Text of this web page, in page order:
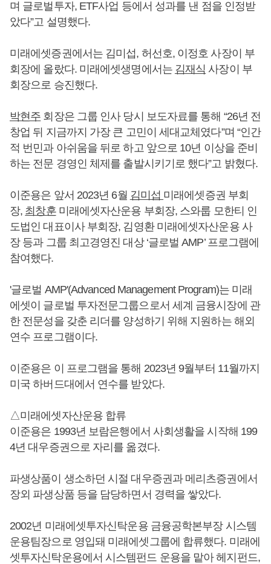
며 글로벌투자, ETF사업 등에서 성과를 낸 점을 인정받
았다”고 설명했다.
미래에셋증권에서는 김미섭, 허선호, 이정호 사장이 부
회장에 올랐다. 미래에셋생명에서는 김재식 사장이 부
회장으로 승진했다.
박현주 회장은 그룹 인사 당시 보도자료를 통해 “26년 전
창업 뒤 지금까지 가장 큰 고민이 세대교체였다”며 “인간
적 번민과 아쉬움을 뒤로 하고 앞으로 10년 이상을 준비
하는 전문 경영인 체제를 출발시키기로 했다”고 밝혔다.
이준용은 앞서 2023년 6월 김미섭 미래에셋증권 부회
장, 최창훈미래에셋자산운용 부회장, 스와룹 모한티 인
도법인 대표이사 부회장, 김영환 미래에셋자산운용 사
장 등과 그룹 최고경영진 대상 ‘글로벌 AMP’ 프로그램에
참여했다.
'글로벌 AMP'(Advanced Management Program)는 미래
에셋이 글로벌 투자전문그룹으로서 세계 금융시장에 관
한 전문성을 갖춘 리더를 양성하기 위해 지원하는 해외
연수 프로그램이다.
이준용은 이 프로그램을 통해 2023년 9월부터 11월까지
미국 하버드대에서 연수를 받았다.
△미래에셋자산운용 합류
이준용은 1993년 보람은행에서 사회생활을 시작해 199
4년 대우증권으로 자리를 옮겼다.
파생상품이 생소하던 시절 대우증권과 메리츠증권에서
장외 파생상품 등을 담당하면서 경력을 쌓았다.
2002년 미래에셋투자신탁운용 금융공학본부장 시스템
운용팀장으로 영입돼 미래에셋그룹에 합류했다. 미래에
셋투자신탁운용에서 시스템펀드 운용을 맡아 헤지펀드,